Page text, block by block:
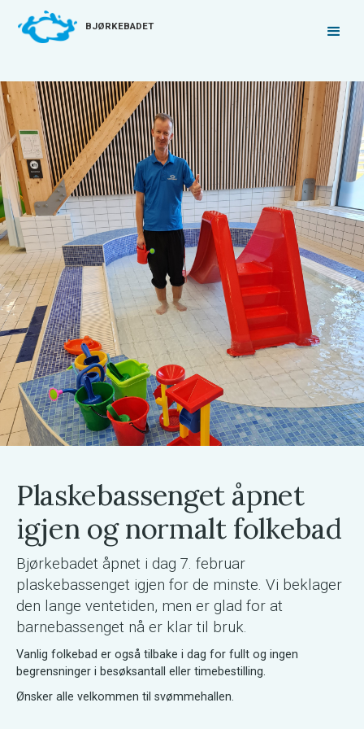
BJØRKEBADET
Plaskebassenget åpnet
igjen og normalt folkebad
Bjørkebadet åpnet i dag 7. februar
plaskebassenget igjen for de minste. Vi beklager
den lange ventetiden, men er glad for at
barnebassenget nå er klar til bruk.
Vanlig folkebad er også tilbake i dag for fullt og ingen
begrensninger i besøksantall eller timebestilling.
Ønsker alle velkommen til svømmehallen.